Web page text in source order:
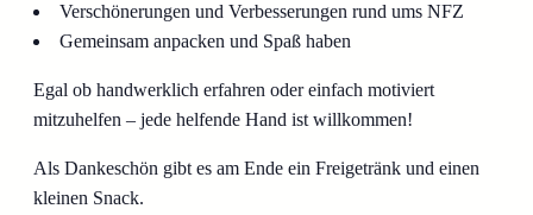
Verschönerungen und Verbesserungen rund ums NFZ
Gemeinsam anpacken und Spaß haben
Egal ob handwerklich erfahren oder einfach motiviert
mitzuhelfen – jede helfende Hand ist willkommen!
Als Dankeschön gibt es am Ende ein Freigetränk und einen
kleinen Snack.